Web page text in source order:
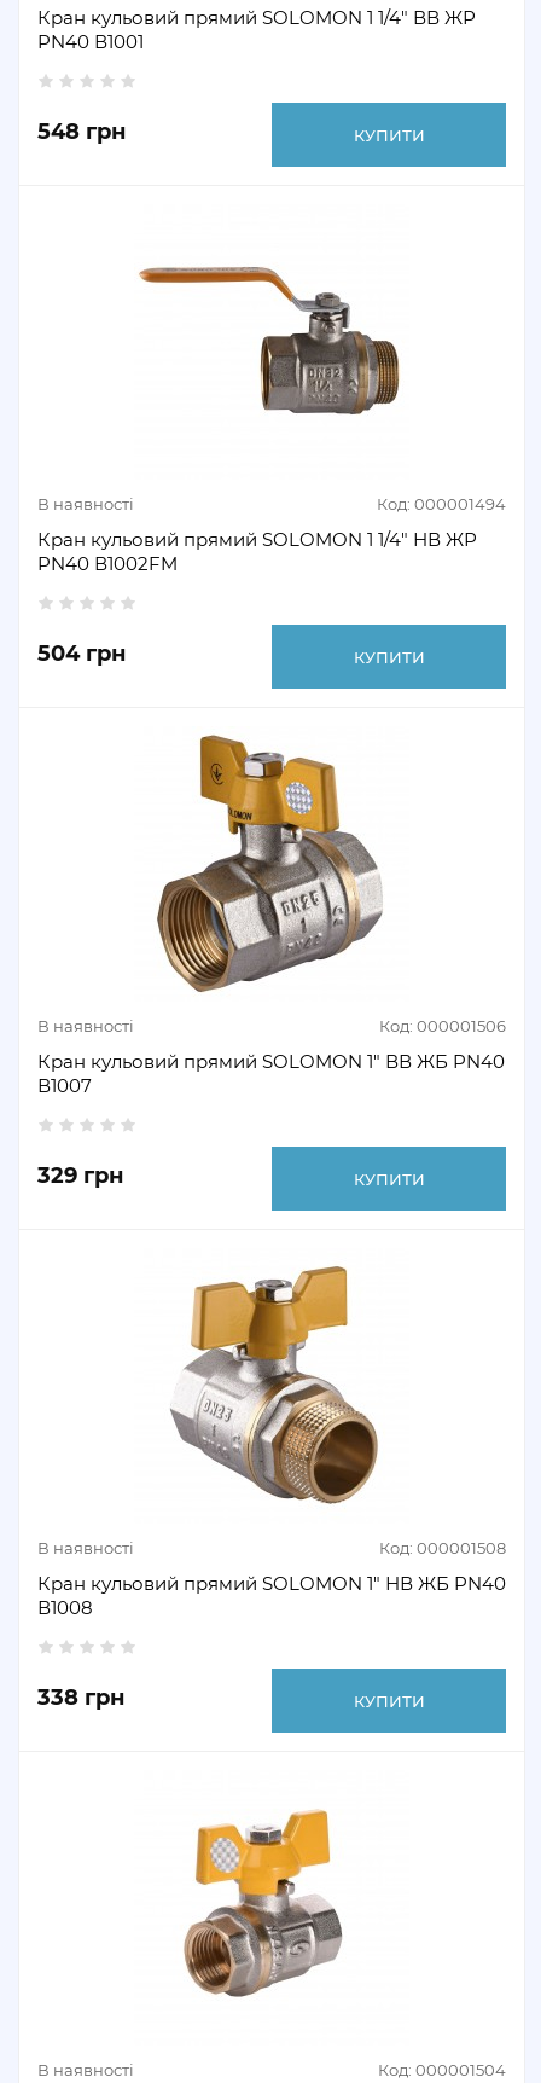
Кран кульовий прямий SOLOMON 1 1/4" ВВ ЖР
PN40 В1001
548 грн КУПИТИ
В наявності Код: 000001494
Кран кульовий прямий SOLOMON 1 1/4" НВ ЖР
PN40 В1002FM
504 грн КУПИТИ
В наявності Код: 000001506
Кран кульовий прямий SOLOMON 1" ВВ ЖБ PN40
В1007
329 грн КУПИТИ
В наявності Код: 000001508
Кран кульовий прямий SOLOMON 1" НВ ЖБ PN40
В1008
338 грн КУПИТИ
В наявності Код: 000001504